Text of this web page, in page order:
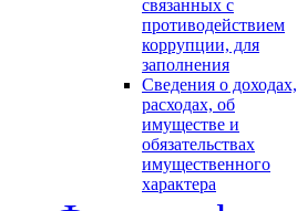
связанных с
противодействием
коррупции, для
заполнения
Сведения о доходах,
расходах, об
имуществе и
обязательствах
имущественного
характера